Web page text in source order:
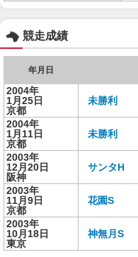
競走成績
年月日
2004年
1月25日
京都
未勝利
2004年
1月11日
京都
未勝利
2003年
12月20日
阪神
サンタH
2003年
11月9日
京都
花園S
2003年
10月18日
東京
神無月S